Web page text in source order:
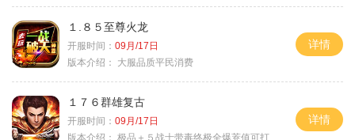
１.８５至尊火龙
开服时间： 09月/17日
版本介绍：
大服品质平民消费
详情
１７６群雄复古
开服时间： 09月/17日
详情